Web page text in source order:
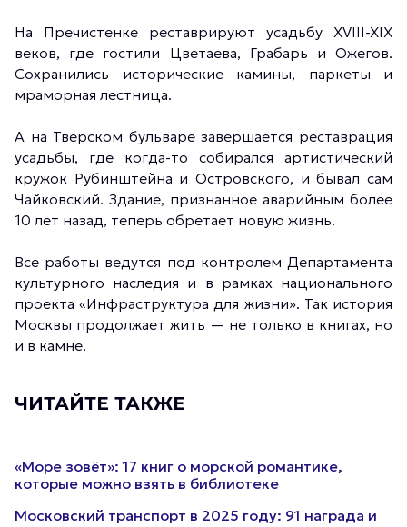
На Пречистенке реставрируют усадьбу XVIII-XIX
веков, где гостили Цветаева, Грабарь и Ожегов.
Сохранились исторические камины, паркеты и
мраморная лестница.
А на Тверском бульваре завершается реставрация
усадьбы, где когда-то собирался артистический
кружок Рубинштейна и Островского, и бывал сам
Чайковский. Здание, признанное аварийным более
10 лет назад, теперь обретает новую жизнь.
Все работы ведутся под контролем Департамента
культурного наследия и в рамках национального
проекта «Инфраструктура для жизни». Так история
Москвы продолжает жить — не только в книгах, но
и в камне.
ЧИТАЙТЕ ТАКЖЕ
«Море зовёт»: 17 книг о морской романтике,
которые можно взять в библиотеке
Московский транспорт в 2025 году: 91 награда и